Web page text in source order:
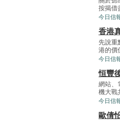
按揭借
今日信
香港
先說重
港的價
今日信
恒豐
網站、
機大戰
今日信
歐倩